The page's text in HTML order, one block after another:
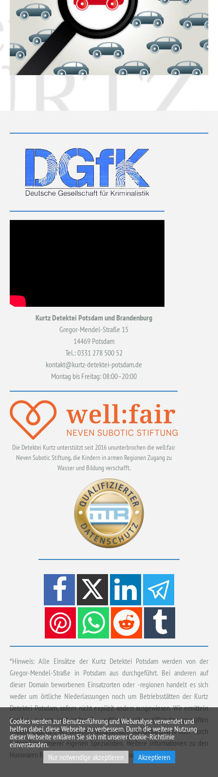
Kurtz Detektei Potsdam und Brandenburg
Gregor-Mendel-Straße 15
14469 Potsdam
Tel.: 0331 278 500 52
kontakt@kurtz-detektei-potsdam.de
Montag bis Freitag: 08:00–20:00
Die Detektei Kurtz unterstützt seit 2016 ununterbrochen die well:fair
Neven Subotic Stiftung, die Kindern in armen Regionen Zugang zu
Wasser und Bildung verschafft.
*Hinweis: Alle Einsätze der Kurtz Detektei Potsdam werden von der
Gregor-Mendel-Straße in Potsdam aus durchgeführt. Bei anderen auf
dieser Domain beworbenen Einsatzorten oder -regionen handelt es sich
weder um örtliche Niederlassungen noch um Betriebsstätten der Kurtz
Detektei Potsdam, sofern nicht explizit anders ausgewiesen. Wir ermitteln
bundes-, europa- und weltweit – wahlweise mit qualifizierten, geprüften
lokalen Experten aus unserem umfassenden Kontaktnetzwerk oder durch
Entsendung unserer eigenen Spezialisten. Weitere Informationen zu den
Honoraren finden Siehierund zu den Einsatzortenhier.
Cookies werden zur Benutzerführung und Webanalyse verwendet und
helfen dabei, diese Webseite zu verbessern. Durch die weitere Nutzung
dieser Webseite erklären Sie sich mit unserer Cookie-Richtlinie
einverstanden.
Nur notwendige akzeptieren
Akzeptieren